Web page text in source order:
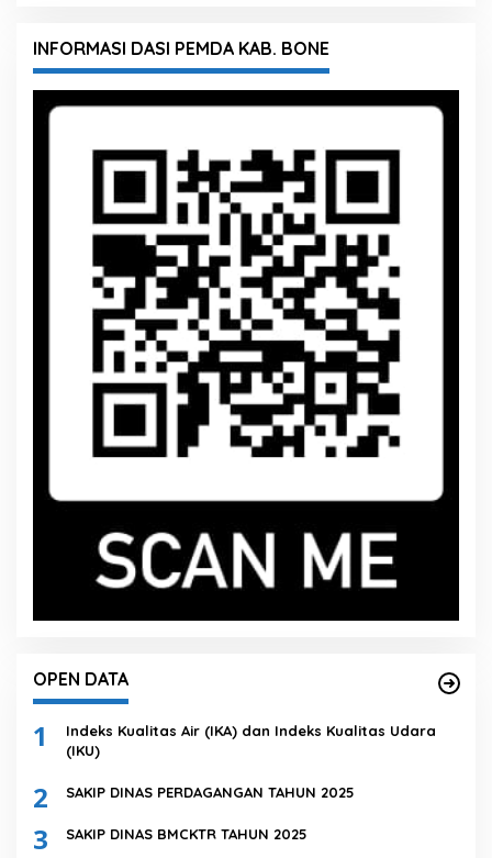
INFORMASI DASI PEMDA KAB. BONE
OPEN DATA
1
Indeks Kualitas Air (IKA) dan Indeks Kualitas Udara
(IKU)
2 SAKIP DINAS PERDAGANGAN TAHUN 2025
3 SAKIP DINAS BMCKTR TAHUN 2025